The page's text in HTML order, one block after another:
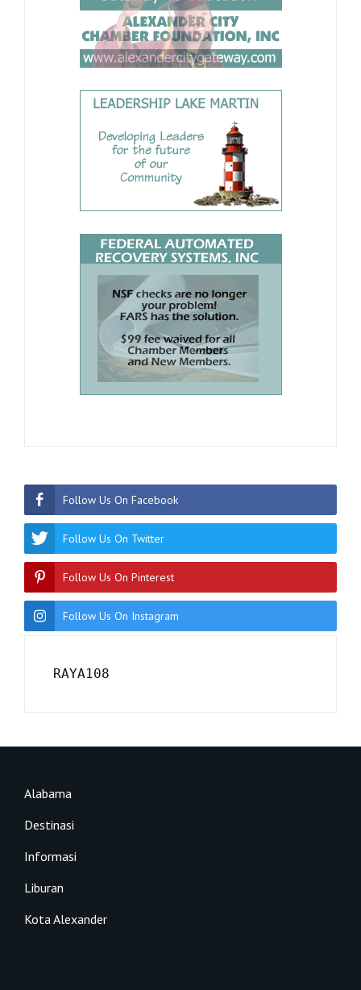
Follow Us On Facebook
Follow Us On Twitter
Follow Us On Pinterest
Follow Us On Instagram
RAYA108
Alabama
Destinasi
Informasi
Liburan
Kota Alexander